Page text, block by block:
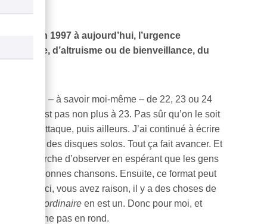
en 1997 à aujourd’hui, l’urgence
d’altruisme ou de bienveillance, du
garçon – à savoir moi-même – de 22, 23 ou 24
ne l’est pas non plus à 23. Pas sûr qu’on le soit
Louise Attaque, puis ailleurs. J’ai continué à écrire
Et pour des disques solos. Tout ça fait avancer. Et
démarche d’observer en espérant que les gens
faire de bonnes chansons. Ensuite, ce format peut
ceux-ci, vous avez raison, il y a des choses de
Sortir de l’ordinaireen est un. Donc pour moi, et
ne tourne pas en rond.